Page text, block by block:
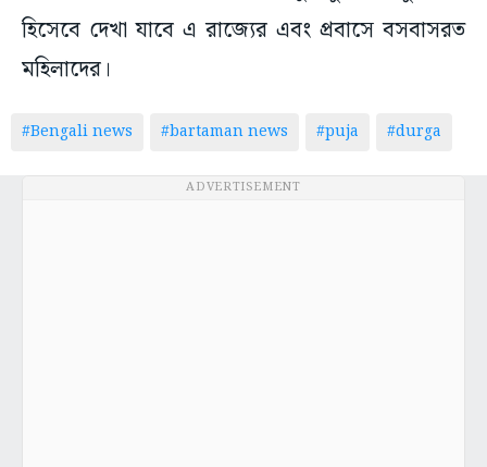
হিসেবে দেখা যাবে এ রাজ্যের এবং প্রবাসে বসবাসরত
মহিলাদের।
#Bengali news #bartaman news #puja #durga
ADVERTISEMENT